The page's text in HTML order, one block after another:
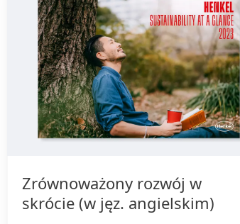
Zrównoważony rozwój w
skrócie (w jęz. angielskim)